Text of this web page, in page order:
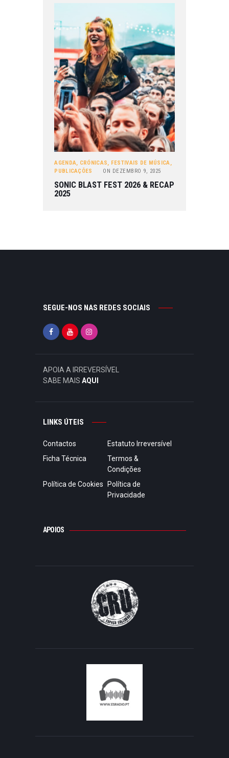
AGENDA, CRÓNICAS, FESTIVAIS DE MÚSICA,
PUBLICAÇÕES
ON DEZEMBRO 9, 2025
SONIC BLAST FEST 2026 & RECAP
2025
SEGUE-NOS NAS REDES SOCIAIS
APOIA A IRREVERSÍVEL
SABE MAIS AQUI
LINKS ÚTEIS
Contactos
Estatuto Irreversível
Ficha Técnica
Termos &
Condições
Política de Cookies
Política de
Privacidade
APOIOS